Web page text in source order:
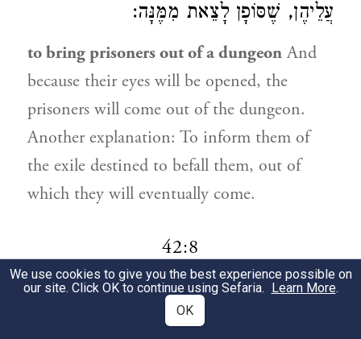
עֲלֵיהֶן, שֶׁסּוֹפָן לָצֵאת מִמֶּנָּה:
to bring prisoners out of a dungeonAnd
because their eyes will be opened, the
prisoners will come out of the dungeon.
Another explanation: To inform them of
the exile destined to befall them, out of
which they will eventually come.
42:8
הוּא מְפֹרָשׁ בִּלְשׁוֹן אַדְנוּת וְכֹחַ,
We use cookies to give you the best experience possible on
our site. Click OK to continue using Sefaria. Learn More.
OK